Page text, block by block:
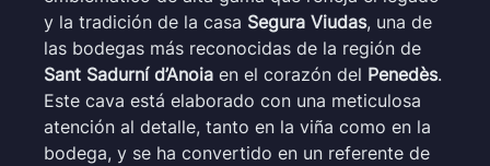
y la tradición de la casa Segura Viudas, una de
las bodegas más reconocidas de la región de
Sant Sadurní d’Anoia en el corazón del Penedès.
Este cava está elaborado con una meticulosa
atención al detalle, tanto en la viña como en la
bodega, y se ha convertido en un referente de